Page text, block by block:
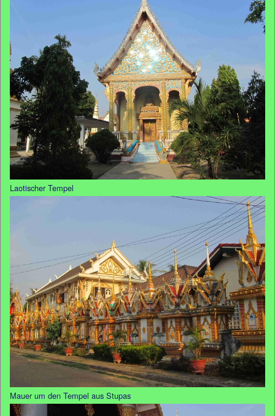
Laotischer Tempel
Mauer um den Tempel aus Stupas